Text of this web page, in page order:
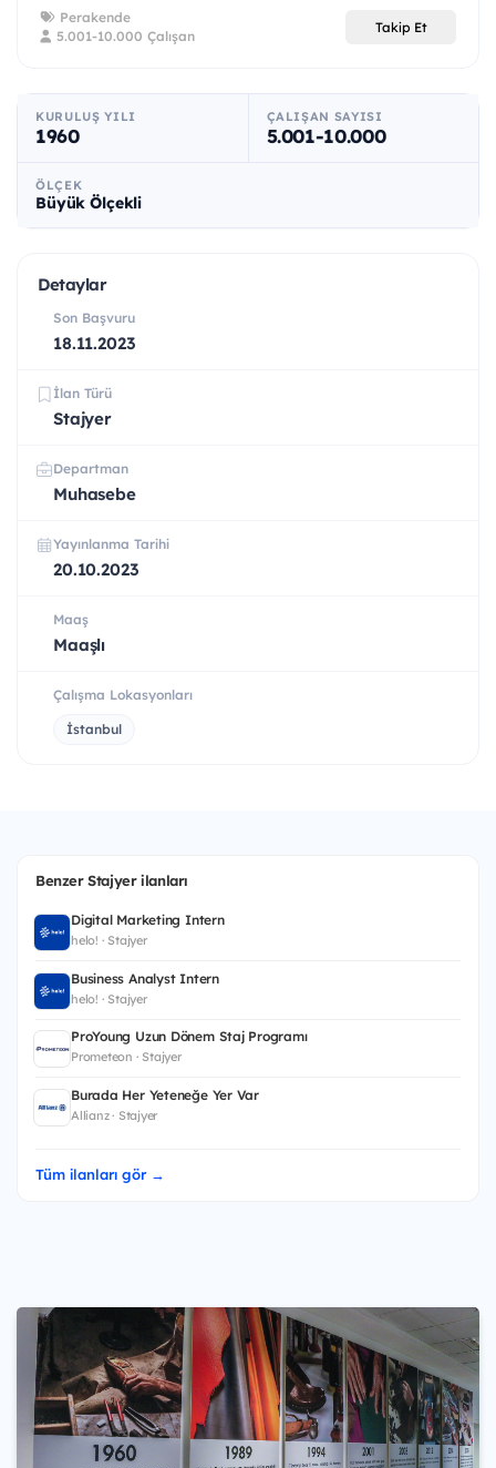
Perakende
5.001-10.000 Çalışan
Takip Et
KURULUŞ YILI
1960
ÇALIŞAN SAYISI
5.001-10.000
ÖLÇEK
Büyük Ölçekli
Detaylar
Son Başvuru
18.11.2023
İlan Türü
Stajyer
Departman
Muhasebe
Yayınlanma Tarihi
20.10.2023
Maaş
Maaşlı
Çalışma Lokasyonları
İstanbul
Benzer Stajyer ilanları
Digital Marketing Intern
helo! · Stajyer
Business Analyst Intern
helo! · Stajyer
ProYoung Uzun Dönem Staj Programı
Prometeon · Stajyer
Burada Her Yeteneğe Yer Var
Allianz · Stajyer
Tüm ilanları gör →